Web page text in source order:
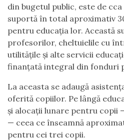
din bugetul public, este de
suportă în total aproximativ
pentru educația lor. Această
profesorilor, cheltuielile cu
utilitățile și alte servicii
finanțată integral din fonduri
La aceasta se adaugă
oferită copiilor. Pe lângă
și alocații lunare pentru copii
— ceea ce înseamnă
pentru cei trei copii.